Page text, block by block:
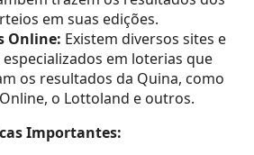
em suas edições.
Online: Existem diversos sites e
em loterias que
os resultados da Quina, como
o Lottoland e outros.
Importantes: